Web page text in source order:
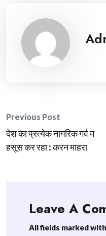
Post
navigation
Previous Post
देश का प्रत्येक नागरिक गर्व म
हसूस कर रहा : करन माहरा
Leave A
All fields marked